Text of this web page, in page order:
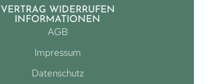
VERTRAG WIDERRUFEN
INFORMATIONEN
AGB
Impressum
Datenschutz